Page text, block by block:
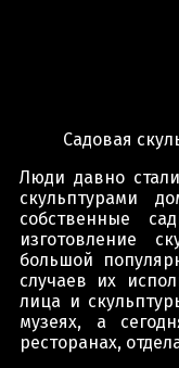
Садовая
Люди давно
скульптурами
собственные
изготовление
большой
случаев их
лица и
музеях, а
ресторанах,